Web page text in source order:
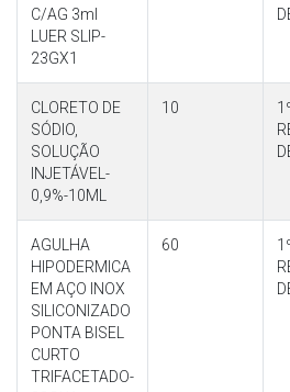
C/AG 3ml
LUER SLIP-
23GX1
CLORETO DE
SÓDIO,
SOLUÇÃO
INJETÁVEL-
0,9%-10ML
10
AGULHA
HIPODERMICA
EM AÇO INOX
SILICONIZADO
PONTA BISEL
CURTO
TRIFACETADO-
60